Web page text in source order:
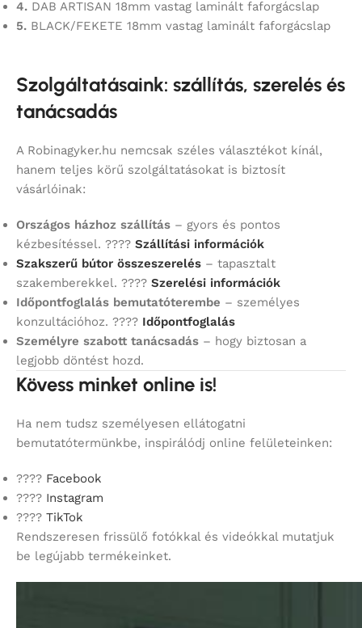
4. DAB ARTISAN 18mm vastag laminált faforgácslap
5. BLACK/FEKETE 18mm vastag laminált faforgácslap
Szolgáltatásaink: szállítás, szerelés és
tanácsadás
A Robinagyker.hu nemcsak széles választékot kínál,
hanem teljes körű szolgáltatásokat is biztosít
vásárlóinak:
Országos házhoz szállítás – gyors és pontos
kézbesítéssel. ???? Szállítási információk
Szakszerű bútor összeszerelés – tapasztalt
szakemberekkel. ???? Szerelési információk
Időpontfoglalás bemutatóterembe – személyes
konzultációhoz. ???? Időpontfoglalás
Személyre szabott tanácsadás – hogy biztosan a
legjobb döntést hozd.
Kövess minket online is!
Ha nem tudsz személyesen ellátogatni
bemutatótermünkbe, inspirálódj online felületeinken:
???? Facebook
???? Instagram
???? TikTok
Rendszeresen frissülő fotókkal és videókkal mutatjuk
be legújabb termékeinket.